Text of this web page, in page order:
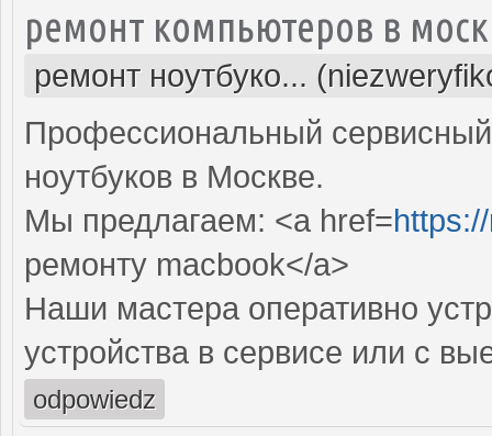
ремонт компьютеров в
ремонт ноутбуко...
Профессиональный
ноутбуков в Москве.
Мы предлагаем: <a href=
ремонту macbook</a>
Наши мастера оперативно
устройства в сервисе или с
odpowiedz